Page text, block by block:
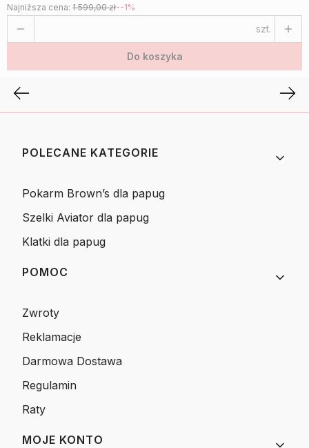
Najniższa cena: 1 599,00 zł--1%
szt.
Do koszyka
Linki w stopce
POLECANE KATEGORIE
Pokarm Brown’s dla papug
Szelki Aviator dla papug
Klatki dla papug
POMOC
Zwroty
Reklamacje
Darmowa Dostawa
Regulamin
Raty
MOJE KONTO